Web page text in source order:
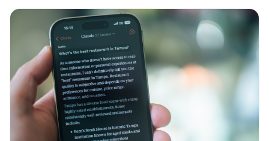
technische audits en contentoptimalisatie.